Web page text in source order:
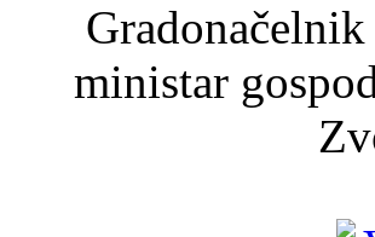
ministar